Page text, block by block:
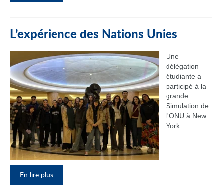
L’expérience des Nations Unies
Une
délégation
étudiante a
participé à la
grande
Simulation de
l'ONU à New
York.
En lire plus